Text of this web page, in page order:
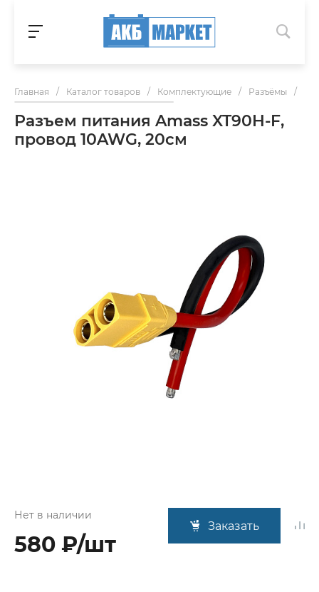
Главная / Каталог товаров / Комплектующие / Разъёмы /
Разъем питания Amass XT90H-F,
провод 10AWG, 20см
Нет в наличии
580 ₽/шт
Заказать